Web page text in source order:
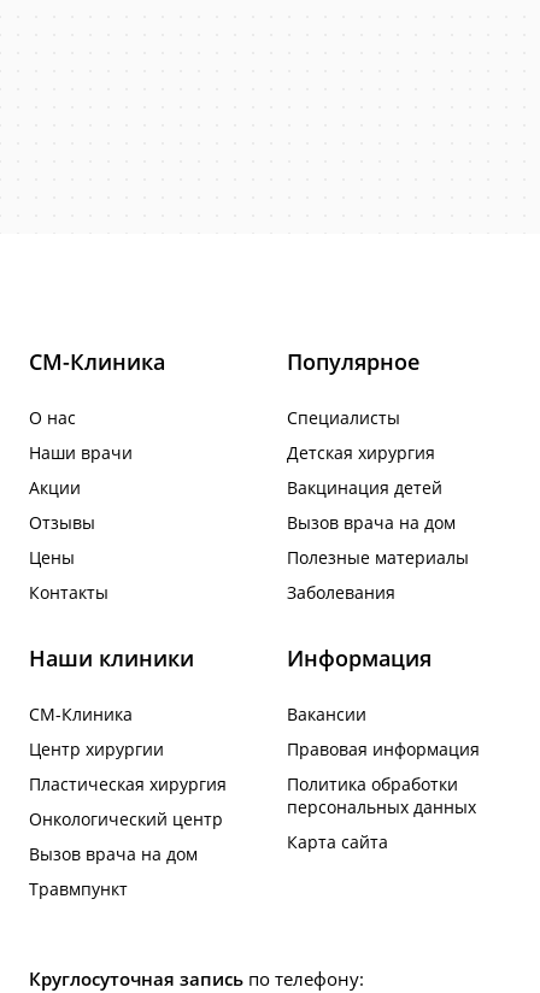
СМ-Клиника
О нас
Наши врачи
Акции
Отзывы
Цены
Контакты
Популярное
Специалисты
Детская хирургия
Вакцинация детей
Вызов врача на дом
Полезные материалы
Заболевания
Наши клиники
СМ-Клиника
Центр хирургии
Пластическая хирургия
Онкологический центр
Вызов врача на дом
Травмпункт
Информация
Вакансии
Правовая информация
Политика обработки
персональных данных
Карта сайта
Круглосуточная запись по телефону: